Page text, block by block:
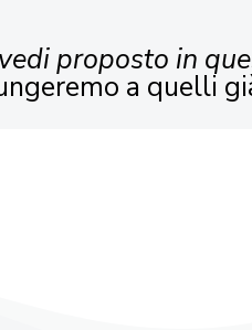
proposto in
a quelli